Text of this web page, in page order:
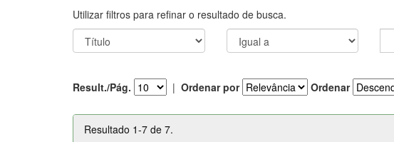
Utilizar filtros para refinar o resultado de busca.
Result./Pág. | Ordenar por Ordenar
Resultado 1-7 de 7.